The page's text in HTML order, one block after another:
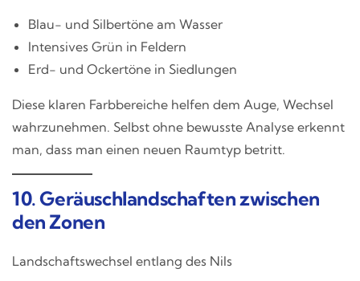
Blau- und Silbertöne am Wasser
Intensives Grün in Feldern
Erd- und Ockertöne in Siedlungen
Diese klaren Farbbereiche helfen dem Auge, Wechsel
wahrzunehmen. Selbst ohne bewusste Analyse erkennt
man, dass man einen neuen Raumtyp betritt.
10. Geräuschlandschaften zwischen
den Zonen
Landschaftswechsel entlang des Nils